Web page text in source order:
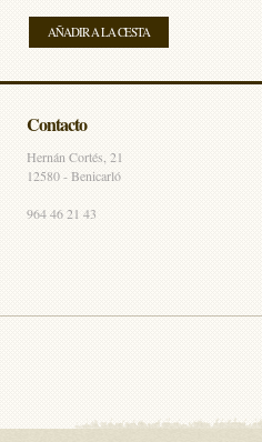
AÑADIR A LA CESTA
Contacto
Hernán Cortés, 21
12580 - Benicarló
964 46 21 43